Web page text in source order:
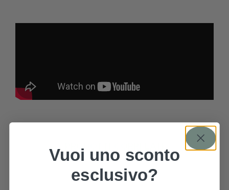
PRODOTTI CORRELATI
Vuoi uno sconto
esclusivo?